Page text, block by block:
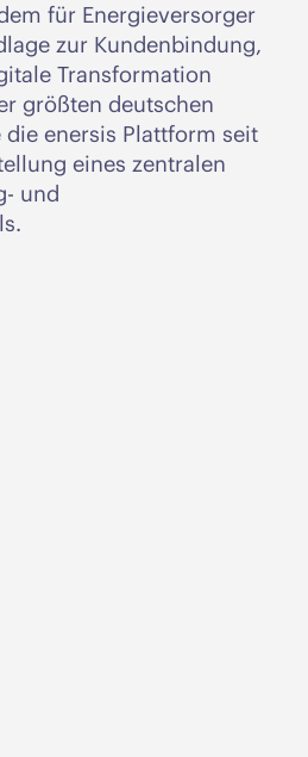
für Energieversorger
zur Kundenbindung,
Transformation
größten deutschen
enersis Plattform seit
eines zentralen
und